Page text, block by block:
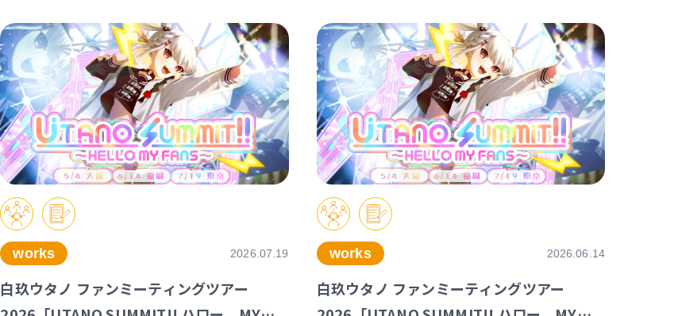
works 2026.07.19
白玖ウタノ ファンミーティングツアー
works 2026.06.14
白玖ウタノ ファンミーティングツアー